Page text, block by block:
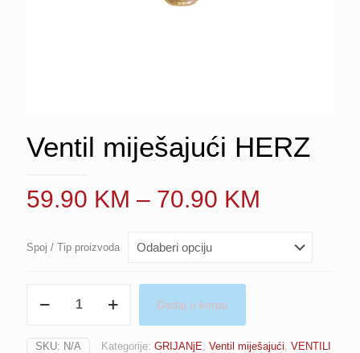
Ventil miješajući HERZ
59.90 KM – 70.90 KM
59.90
Spoj / Tip proizvoda
miješajući
količina
Dodaj u korpu
SKU: N/A Kategorije: GRIJANjE, Ventil miješajući, VENTILI